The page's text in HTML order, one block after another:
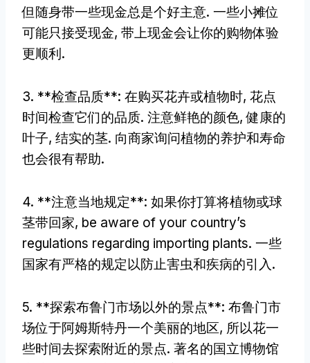
但随身带一些现金总是个好主意. 一些小摊位
可能只接受现金, 带上现金会让你的购物体验
更顺利.
3. **检查品质**: 在购买花卉或植物时, 花点
时间检查它们的品质. 注意鲜艳的颜色, 健康的
叶子, 结实的茎. 向商家询问植物的养护和寿命
也会很有帮助.
4. **注意当地规定**: 如果你打算将植物或球
茎带回家, be aware of your country’s
regulations regarding importing plants. 一些
国家有严格的规定以防止害虫和疾病的引入.
5. **探索布鲁门市场以外的景点**: 布鲁门市
场位于阿姆斯特丹一个美丽的地区, 所以花一
些时间去探索附近的景点. 著名的国立博物馆